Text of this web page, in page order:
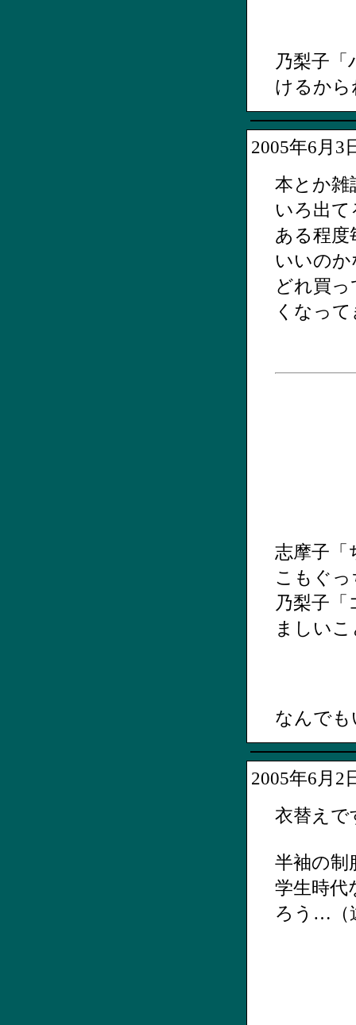
乃梨子
けるか
2005年6月3
本とか
いろ出
ある程度
いいのか
どれ買
くなっ
志摩子「
こもぐ
乃梨子
ましい
なんで
2005年6月2
衣替えで
半袖の制
学生時代
ろう…（